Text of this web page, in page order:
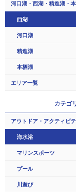
河口湖・西湖・精進湖・
西湖
河口湖
精進湖
本栖湖
エリア一覧
カテゴ
アウトドア・アクティビ
海水浴
マリンスポーツ
プール
川遊び